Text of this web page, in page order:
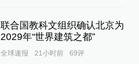
联合国教科文组织确认北京为
2029年“世界建筑之都”
全球速报 21小时前 69评